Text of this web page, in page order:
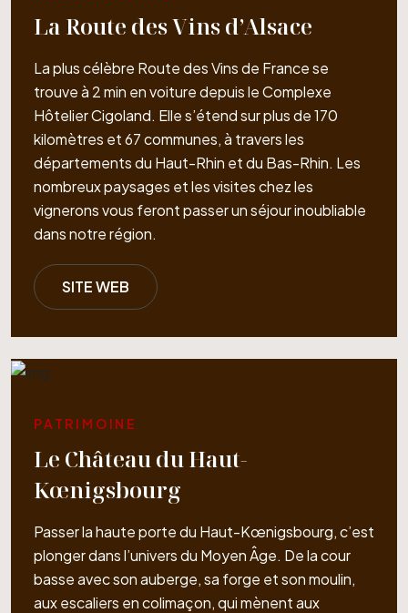
La Route des Vins d’Alsace
La plus célèbre Route des Vins de France se
trouve à 2 min en voiture depuis le Complexe
Hôtelier Cigoland. Elle s’étend sur plus de 170
kilomètres et 67 communes, à travers les
départements du Haut-Rhin et du Bas-Rhin. Les
nombreux paysages et les visites chez les
vignerons vous feront passer un séjour inoubliable
dans notre région.
SITE WEB
PATRIMOINE
Le Château du Haut-
Kœnigsbourg
Passer la haute porte du Haut-Kœnigsbourg, c’est
plonger dans l’univers du Moyen Âge. De la cour
basse avec son auberge, sa forge et son moulin,
aux escaliers en colimaçon, qui mènent aux